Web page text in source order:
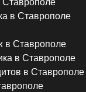
Ставрополе
в Ставрополе
в Ставрополе
в Ставрополе
в Ставрополе